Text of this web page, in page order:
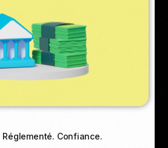
Réglementé. Confiance.